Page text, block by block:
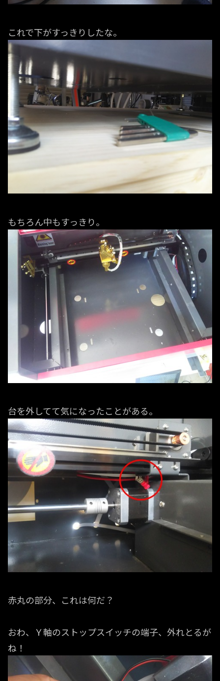
これで下がすっきりしたな。
もちろん中もすっきり。
台を外してて気になったことがある。
赤丸の部分、これは何だ？
おわ、Ｙ軸のストップスイッチの端子、外れとるが
ね！